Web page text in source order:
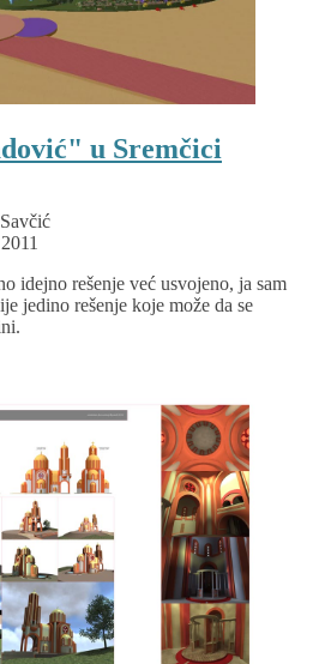
u Sremčici
idejno rešenje već usvojeno, ja sam
jedino rešenje koje može da se